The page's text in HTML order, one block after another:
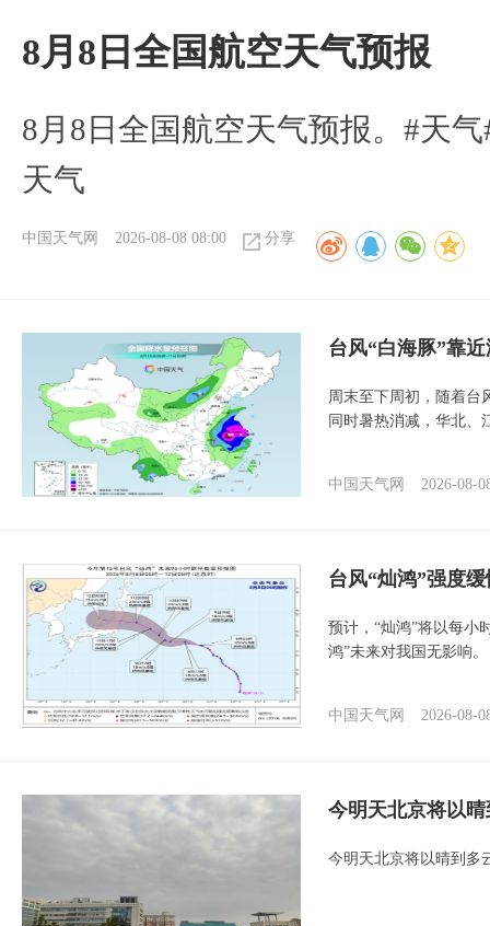
8月8日全国航空天气预报
8月8日全国航空天气预报。#天
天气
中国天气网 2026-08-08 08:00 分享
台风“白海豚”靠
周末至下周初，随着台
同时暑热消减，华北、
中国天气网 2026-08-
台风“灿鸿”强度
预计，“灿鸿”将以每小
鸿”未来对我国无影响。
中国天气网 2026-08-
今明天北京将以
今明天北京将以晴到多